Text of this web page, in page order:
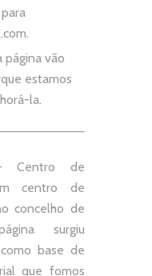
.
página vão
estamos
la.
Centro de
centro de
concelho de
surgiu
base de
que fomos